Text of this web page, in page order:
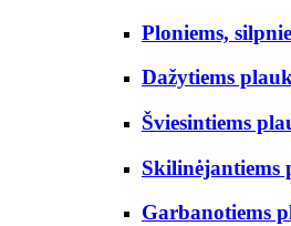
Ploniems,
Dažytiems
Šviesintiems
Skilinėjantiems
Garbanotiems